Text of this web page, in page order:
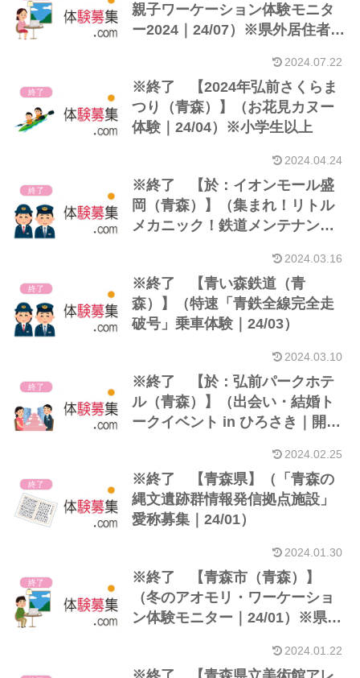
親子ワーケーション体験モニタ
ー2024｜24/07）※県外居住者
2024.07.22
終了
※終了 【2024年弘前さくらま
つり（青森）】（お花見カヌー
体験｜24/04）※小学生以上
2024.04.24
終了
※終了 【於：イオンモール盛
岡（青森）】（集まれ！リトル
メカニック！鉄道メンテナンス
2024.03.16
終了
※終了 【青い森鉄道（青
森）】（特速「青鉄全線完全走
破号」乗車体験｜24/03）
2024.03.10
終了
※終了 【於：弘前パークホテ
ル（青森）】（出会い・結婚ト
ークイベント in ひろさき｜開催
2024.02.25
終了
※終了 【青森県】（「青森の
縄文遺跡群情報発信拠点施設」
愛称募集｜24/01）
2024.01.30
終了
※終了 【青森市（青森）】
（冬のアオモリ・ワーケーショ
ン体験モニター｜24/01）※県外
2024.01.22